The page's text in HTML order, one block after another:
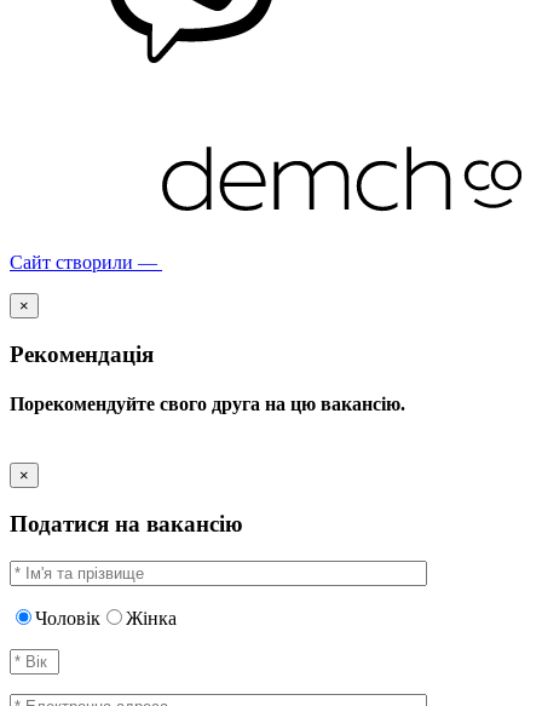
Сайт створили —
×
Рекомендація
Порекомендуйте свого друга на цю вакансію.
×
Податися на вакансію
Чоловік Жінка